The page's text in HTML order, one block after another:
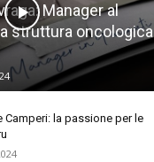
Manager al
struttura oncologica
Camperi: la passione per le